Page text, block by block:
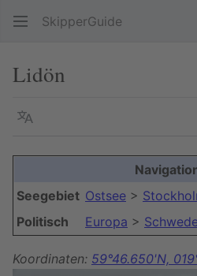
SkipperGuide
Lidön
Sprache
Seegebiet Ostsee >
Politisch
Europa >
Koordinaten: 59°46.650'N,